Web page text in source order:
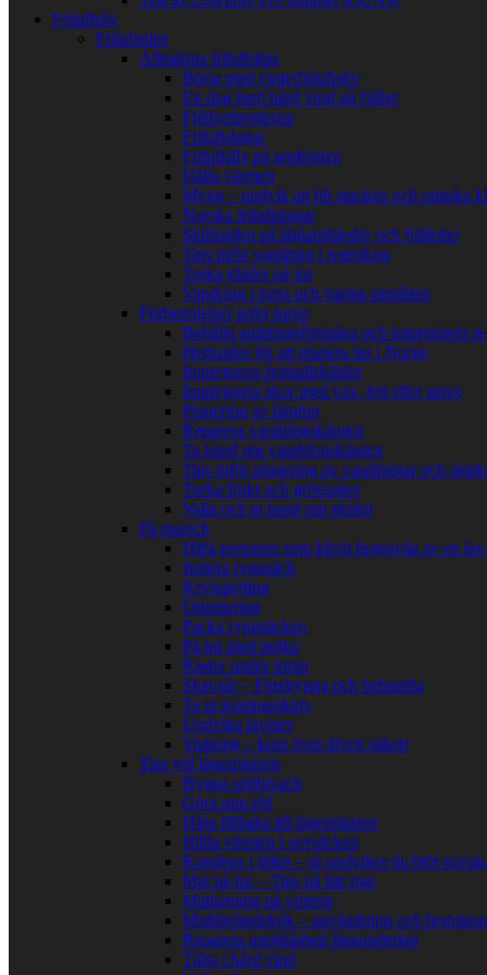
Friluftsliv
Friluftstips
Allmänna friluftstips
Börja med vinterfriluftsliv
En dag med hård vind på fjället
Fjällvettreglerna
Friluftslagar
Friluftsliv på senhösten
Hålla värmen
Mygg – undvik att bli stucken och minska
Norska friluftslagar
Skillnaden på låglandsleder och fjälleder
Tips inför vandring i regnskog
Torka kläder på tur
Vandring i torra och varma områden
Förberedelser inför turen
Behålla andningsförmåga och impregnera
Hemsidor för att planera tur i Norge
Impregnera bomullskläder
Impregnera skor med vax, fett eller spray
Planering av långtur
Reparera vandringskängor
Ta hand om vandringskängor
Tips inför planering av vandringar och
Torka frukt och grönsaker
Valla och ta hand om skidor
På marsch
Hitta personer som blivit begravda av en
Justera ryggsäck
Krysspejling
Orientering
Packa ryggsäcken
På tur med pulka
Raster under turen
Skavsår – Förebygga och behandla
Ta ut kompasskurs
Undvika laviner
Vadning – kom över älven säkert
Tips vid lägerplatsen
Bygga snöbivack
Göra upp eld
Hitta tillbaka till lägerplatsen
Hålla värmen i sovsäcken
Kondens i tältet – så undviker du blöt
Mat på tur – Tips på lätt mat
Matlagning på vintern
Multibränslekök – användning och
Reparera uppblåsbart liggunderlag
Tälta i hård vind